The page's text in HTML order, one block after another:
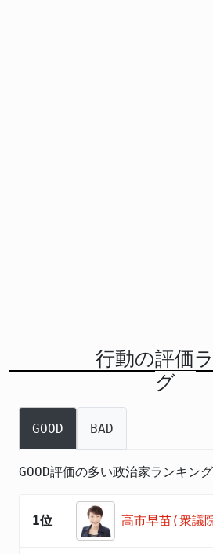
行動の評価
グ
GOOD BAD
GOOD評価の多い政治家ランキング
1位 高市早苗(衆議